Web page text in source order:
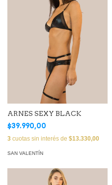
ARNES SEXY BLACK
$39.990,00
3 cuotas sin interés de $13.330,00
SAN VALENTÍN